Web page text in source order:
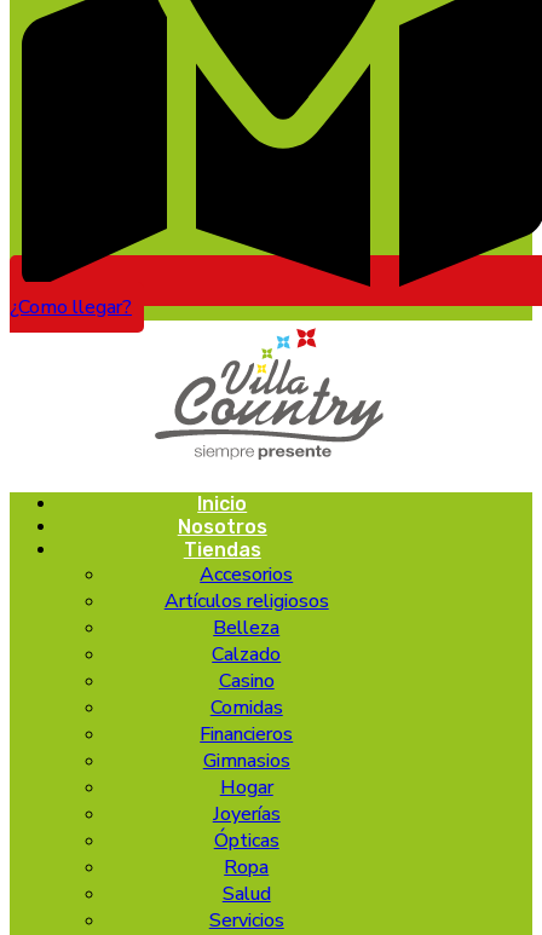
¿Como llegar?
Inicio
Nosotros
Tiendas
Accesorios
Artículos religiosos
Belleza
Calzado
Casino
Comidas
Financieros
Gimnasios
Hogar
Joyerías
Ópticas
Ropa
Salud
Servicios